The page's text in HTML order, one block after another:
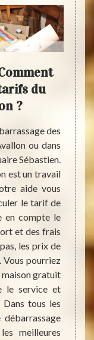
du
?
des
ou dans
Sébastien.
est un travail
aide vous
le tarif de
en compte le
et des frais
les prix de
Vous pourriez
maison gratuit
le service et
tous les
meilleures
pour
ce